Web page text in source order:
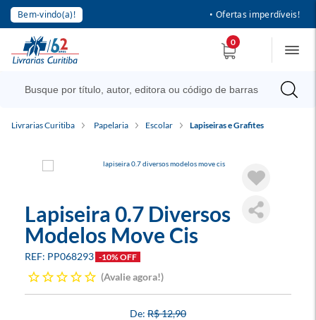
Bem-vindo(a)! • Ofertas imperdíveis!
0
Livrarias Curitiba Papelaria Escolar Lapiseiras e Grafites
Lapiseira 0.7 Diversos
Modelos Move Cis
PP068293 -10% OFF
Avalie agora!
R$ 12,90